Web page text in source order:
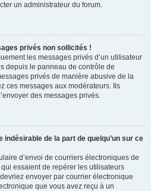
un administrateur du forum.
privés non sollicités !
les messages privés d’un utilisateur
depuis le panneau de contrôle de
privés de manière abusive de la
ces messages aux modérateurs. Ils
des messages privés.
de la part de quelqu’un sur ce
d’envoi de courriers électroniques de
essaient de repérer les utilisateurs
envoyer par courrier électronique
que vous avez reçu à un